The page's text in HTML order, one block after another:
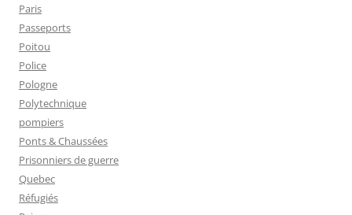
Paris
Passeports
Poitou
Police
Pologne
Polytechnique
pompiers
Ponts & Chaussées
Prisonniers de guerre
Quebec
Réfugiés